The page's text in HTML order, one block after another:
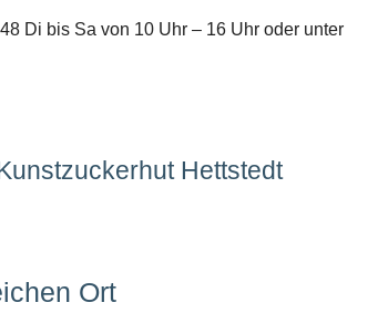
Di bis Sa von 10 Uhr – 16 Uhr oder unter
Hettstedt
Ort